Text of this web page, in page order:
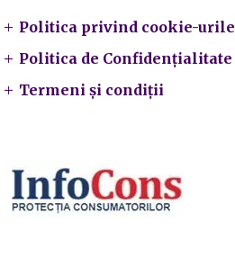
Politica privind cookie-urile
Politica de Confidențialitate
Termeni și condiții